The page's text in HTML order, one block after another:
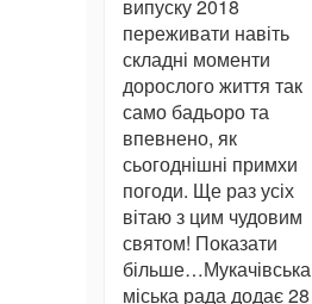
випуску 2018
переживати навіть
складні моменти
дорослого життя так
само бадьоро та
впевнено, як
сьогоднішні примхи
погоди. Ще раз усіх
вітаю з цим чудовим
святом! Показати
більше…Мукачівська
міська рада додає 28